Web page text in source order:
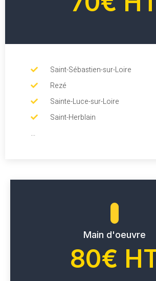
Saint-Sébastien-sur-Loire
Rezé
Sainte-Luce-sur-Loire
Saint-Herblain
...
Main d'oeuvre
80€